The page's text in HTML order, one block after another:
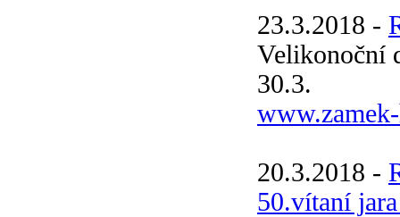
23.3.2018 -
Velikonoční
30.3.
20.3.2018 -
50.vítaní